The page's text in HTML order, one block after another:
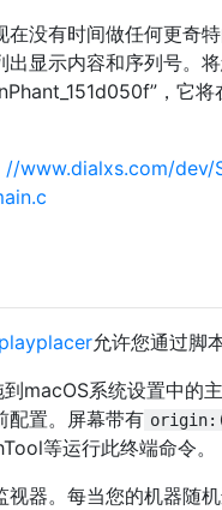
没有时间做任何更奇
显示内容和序列号。
，它
//www.dialxs.com/dev/
允许您通过脚
macOS系统设置中的
配置。屏幕带有
等运行此终端命令。
器。每当您的机器随